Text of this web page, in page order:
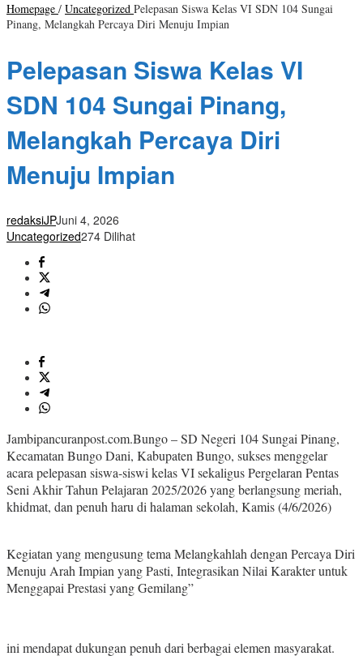
Homepage / Uncategorized Pelepasan Siswa Kelas VI SDN 104 Sungai
Pinang, Melangkah Percaya Diri Menuju Impian
Pelepasan Siswa Kelas VI
SDN 104 Sungai Pinang,
Melangkah Percaya Diri
Menuju Impian
redaksiJPJuni 4, 2026
Uncategorized274 Dilihat
Jambipancuranpost.com.Bungo – SD Negeri 104 Sungai Pinang,
Kecamatan Bungo Dani, Kabupaten Bungo, sukses menggelar
acara pelepasan siswa-siswi kelas VI sekaligus Pergelaran Pentas
Seni Akhir Tahun Pelajaran 2025/2026 yang berlangsung meriah,
khidmat, dan penuh haru di halaman sekolah, Kamis (4/6/2026)
Kegiatan yang mengusung tema Melangkahlah dengan Percaya Diri
Menuju Arah Impian yang Pasti, Integrasikan Nilai Karakter untuk
Menggapai Prestasi yang Gemilang”
ini mendapat dukungan penuh dari berbagai elemen masyarakat.